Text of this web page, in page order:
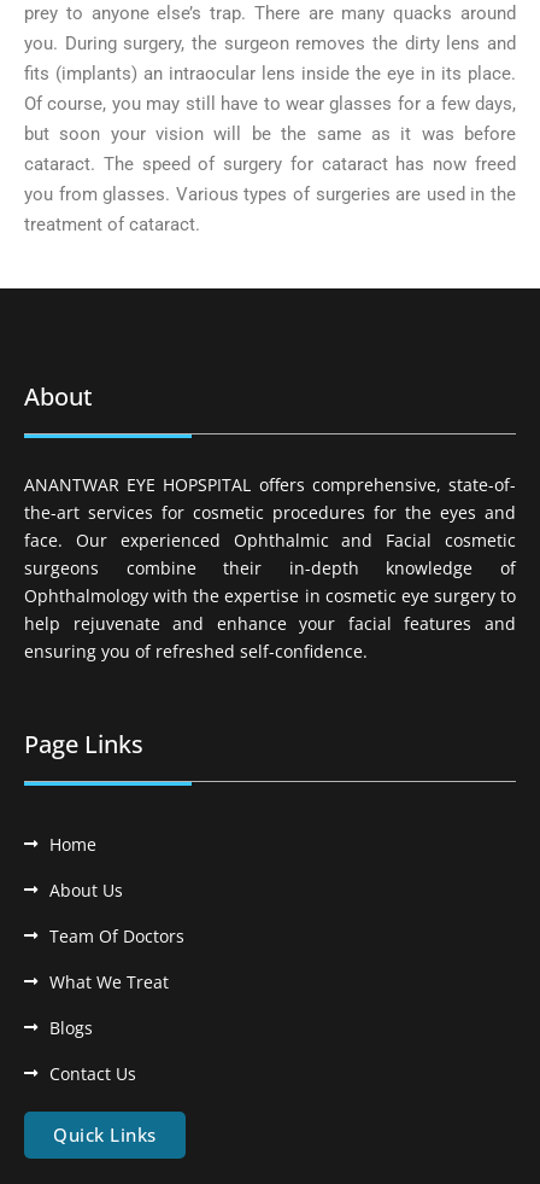
prey to anyone else’s trap. There are many quacks around
you. During surgery, the surgeon removes the dirty lens and
fits (implants) an intraocular lens inside the eye in its place.
Of course, you may still have to wear glasses for a few days,
but soon your vision will be the same as it was before
cataract. The speed of surgery for cataract has now freed
you from glasses. Various types of surgeries are used in the
treatment of cataract.
About
ANANTWAR EYE HOPSPITAL offers comprehensive, state-of-
the-art services for cosmetic procedures for the eyes and
face. Our experienced Ophthalmic and Facial cosmetic
surgeons combine their in-depth knowledge of
Ophthalmology with the expertise in cosmetic eye surgery to
help rejuvenate and enhance your facial features and
ensuring you of refreshed self-confidence.
Page Links
Home
About Us
Team Of Doctors
What We Treat
Blogs
Contact Us
Quick Links